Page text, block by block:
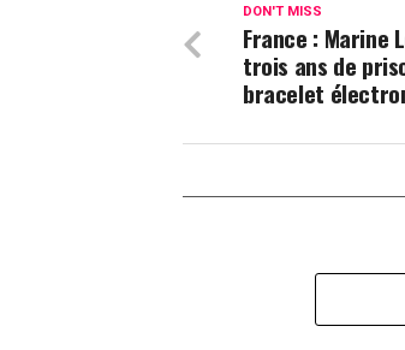
DON'T MISS
France : Marine
trois ans de
bracelet